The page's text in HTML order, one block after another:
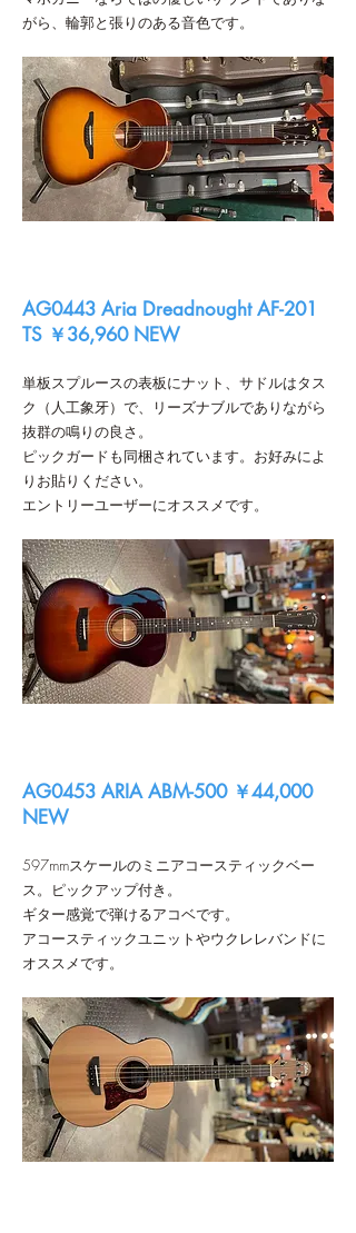
がら、輪郭と張りのある音色です。
AG0443 Aria Dreadnought AF-201
TS ￥36,960 NEW
単板スプルースの表板にナット、サドルはタス
ク（人工象牙）で、リーズナブルでありながら
抜群の鳴りの良さ。
ピックガードも同梱されています。お好みによ
りお貼りください。
エントリーユーザーにオススメです。
AG0453 ARIA ABM-500 ￥44,000
NEW
597mmスケールのミニアコースティックベー
ス。ピックアップ付き。
ギター感覚で弾けるアコベです。
アコースティックユニットやウクレレバンドに
オススメです。